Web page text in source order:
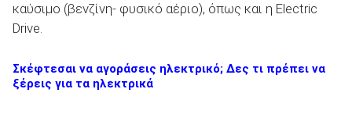
καύσιμο (βενζίνη- φυσικό αέριο), όπως και η Electric
Drive.
Σκέφτεσαι να αγοράσεις ηλεκτρικό; Δες τι πρέπει να
ξέρεις για τα ηλεκτρικά